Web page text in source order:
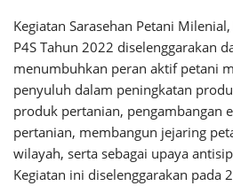
Kegiatan Sarasehan Petani
P4S Tahun 2022 diselenggarakan
menumbuhkan peran aktif petani
penyuluh dalam peningkatan
produk pertanian, pengambangan
pertanian, membangun jejaring
wilayah, serta sebagai upaya
Kegiatan ini diselenggarakan pada